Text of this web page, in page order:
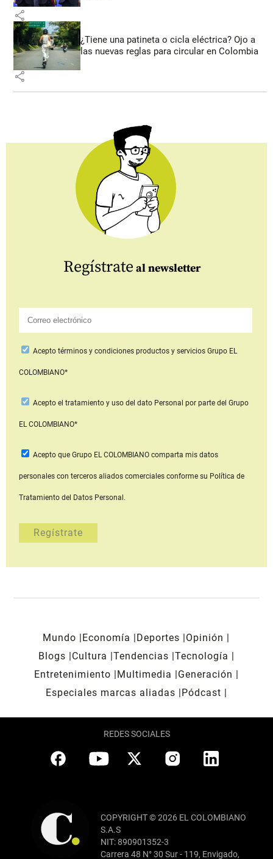
share
¿Tiene una patineta o cicla eléctrica? Ojo a
las nuevas reglas para circular en Colombia
share
Regístrate al newsletter
Aceptotérminos y condiciones productos y serviciosGrupo EL
COLOMBIANO*
Acepto el tratamiento y uso del dato Personal por parte del Grupo
EL COLOMBIANO*
Acepto que Grupo EL COLOMBIANOcomparta mis datos
personales con terceros aliados comerciales conforme su Política de
Tratamiento del Datos Personal.
Mundo Economía Deportes
Opinión
Blogs
Cultura Tendencias Tecnología
Entretenimiento
Multimedia
Generación
Especiales marcas aliadas
Pódcast
REDES SOCIALES
COPYRIGHT © 2026 EL COLOMBIANO
S.A.S
NIT: 890901352-3
Carrera 48 N° 30 Sur - 119, Envigado,